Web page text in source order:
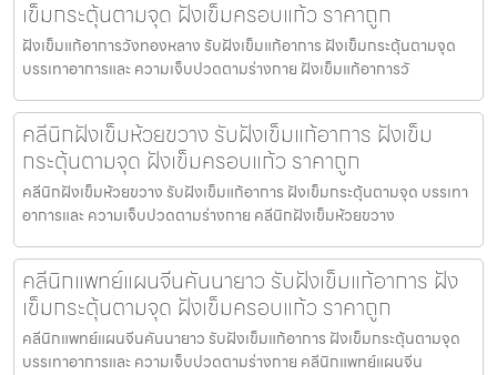
เข็มกระตุ้นตามจุด ฝังเข็มครอบแก้ว ราคาถูก
ฝังเข็มแก้อาการวังทองหลาง รับฝังเข็มแก้อาการ ฝังเข็มกระตุ้นตามจุด
บรรเทาอาการและ ความเจ็บปวดตามร่างกาย ฝังเข็มแก้อาการวั
คลีนิกฝังเข็มห้วยขวาง รับฝังเข็มแก้อาการ ฝังเข็ม
กระตุ้นตามจุด ฝังเข็มครอบแก้ว ราคาถูก
คลีนิกฝังเข็มห้วยขวาง รับฝังเข็มแก้อาการ ฝังเข็มกระตุ้นตามจุด บรรเทา
อาการและ ความเจ็บปวดตามร่างกาย คลีนิกฝังเข็มห้วยขวาง
คลีนิกแพทย์แผนจีนคันนายาว รับฝังเข็มแก้อาการ ฝัง
เข็มกระตุ้นตามจุด ฝังเข็มครอบแก้ว ราคาถูก
คลีนิกแพทย์แผนจีนคันนายาว รับฝังเข็มแก้อาการ ฝังเข็มกระตุ้นตามจุด
บรรเทาอาการและ ความเจ็บปวดตามร่างกาย คลีนิกแพทย์แผนจีน